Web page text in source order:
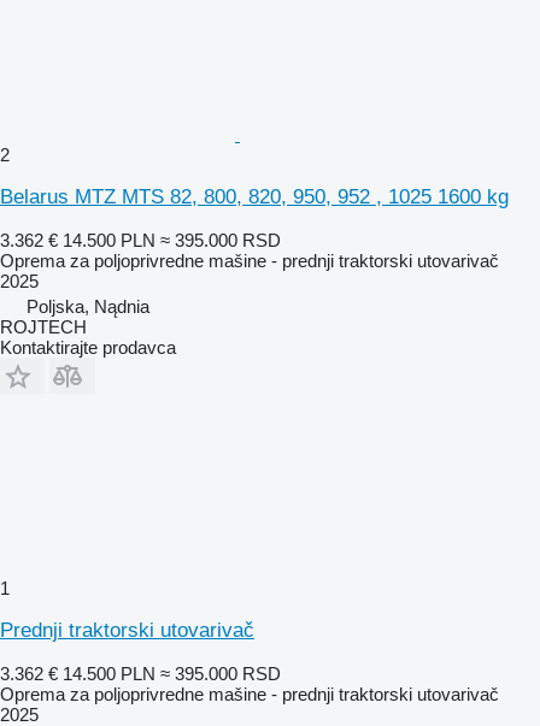
2
Belarus MTZ MTS 82, 800, 820, 950, 952 , 1025 1600 kg
3.362 € 14.500 PLN ≈ 395.000 RSD
Oprema za poljoprivredne mašine - prednji traktorski utovarivač
2025
Poljska, Nądnia
ROJTECH
Kontaktirajte prodavca
1
Prednji traktorski utovarivač
3.362 € 14.500 PLN ≈ 395.000 RSD
Oprema za poljoprivredne mašine - prednji traktorski utovarivač
2025